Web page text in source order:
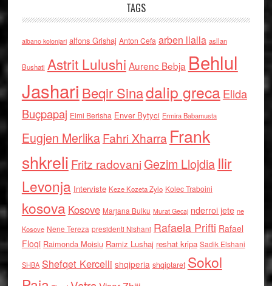
TAGS
albano kolonjari alfons Grishaj Anton Cefa arben llalla asllan
Bushati Astrit Lulushi Aurenc Bebja Behlul
Jashari Beqir Sinadalip grecaElida
Buçpapaj Elmi Berisha Enver Bytyci Ermira Babamusta
Eugjen MerlikaFahri Xharra Frank
shkreli Fritz radovaniGezim Llojdia Ilir
Levonja Interviste Keze Kozeta Zylo Kolec Traboini
kosova Kosove Marjana Bulku Murat Gecaj nderroi jete ne
Kosove Nene Tereza presidenti Nishani Rafaela Prifti Rafael
Floqi Raimonda Moisiu Ramiz Lushaj reshat kripa Sadik Elshani
SHBA Shefqet Kercelli shqiperia shqiptaret Sokol